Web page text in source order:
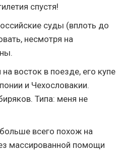
спустя!
суды (вплоть до
несмотря на
восток в поезде, его купе
и Чехословакии.
Типа: меня не
всего похож на
массированной помощи